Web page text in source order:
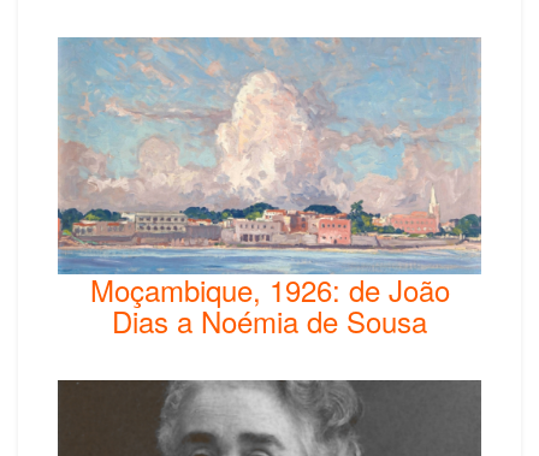
Moçambique, 1926: de João
Dias a Noémia de Sousa